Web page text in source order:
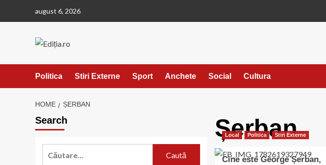
august 6, 2026
Politica Stiri Externe Sport Anchete Social Cultura
HOME ȘERBAN
Șerban
Local Politica Stiri Externe
Cine este George Șerban,
Search
Caută